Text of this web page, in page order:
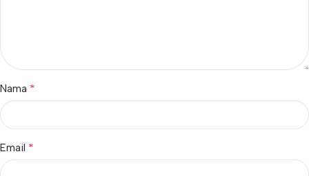
Nama *
Email *